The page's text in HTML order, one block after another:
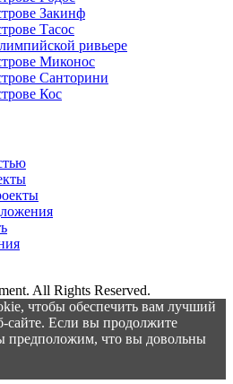
Закинф
Тасос
ривьере
Миконос
Санторини
Кос
All Rights Reserved.
чтобы обеспечить вам лучший
сайте. Если вы продолжите
предположим, что вы довольны